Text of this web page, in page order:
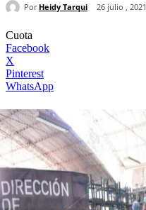
Por Heidy Tarqui 26 julio , 2021
Cuota
Facebook
X
Pinterest
WhatsApp